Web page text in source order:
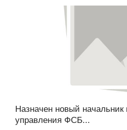
Назначен новый начальник
управления ФСБ...